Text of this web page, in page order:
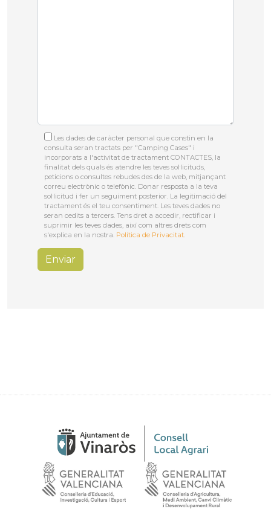
Les dades de caràcter personal que constin en la
consulta seran tractats per "Camping Cases" i
incorporats a l'activitat de tractament CONTACTES, la
finalitat dels quals és atendre les teves sol·licituds,
peticions o consultes rebudes des de la web, mitjançant
correu electrònic o telefònic. Donar resposta a la teva
sol·licitud i fer un seguiment posterior. La legitimació del
tractament és el teu consentiment. Les teves dades no
seran cedits a tercers. Tens dret a accedir, rectificar i
suprimir les teves dades, així com altres drets com
s'explica en la nostra. Política de Privacitat.